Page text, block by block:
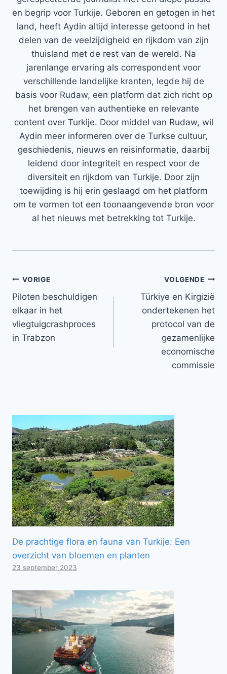
en begrip voor Turkije. Geboren en getogen in het
land, heeft Aydin altijd interesse getoond in het
delen van de veelzijdigheid en rijkdom van zijn
thuisland met de rest van de wereld. Na
jarenlange ervaring als correspondent voor
verschillende landelijke kranten, legde hij de
basis voor Rudaw, een platform dat zich richt op
het brengen van authentieke en relevante
content over Turkije. Door middel van Rudaw, wil
Aydin meer informeren over de Turkse cultuur,
geschiedenis, nieuws en reisinformatie, daarbij
leidend door integriteit en respect voor de
diversiteit en rijkdom van Turkije. Door zijn
toewijding is hij erin geslaagd om het platform
om te vormen tot een toonaangevende bron voor
al het nieuws met betrekking tot Turkije.
Bericht
navigatie
VORIGE
Piloten beschuldigen
elkaar in het
vliegtuigcrashproces
in Trabzon
VOLGENDE
Türkiye en Kirgizië
ondertekenen het
protocol van de
gezamenlijke
economische
commissie
De prachtige flora en fauna van Turkije: Een
overzicht van bloemen en planten
23 september 2023